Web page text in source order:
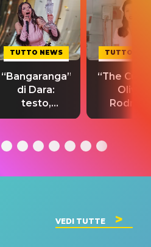
TUTTO NEWS
“Bangaranga”
di Dara:
testo,
traduzione e
del singolo
TUTTO
“The
Olivia
testo,
VEDI TUTTE